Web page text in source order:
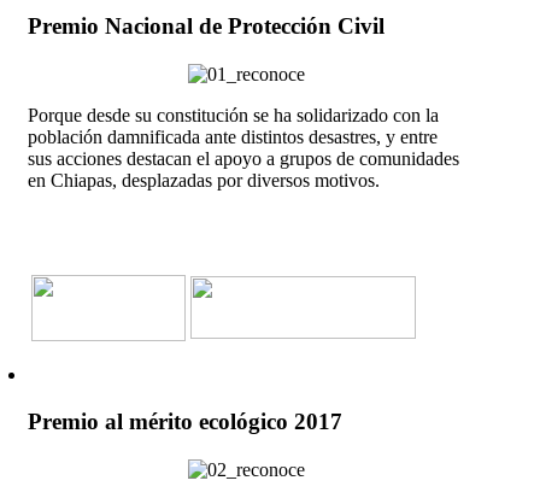
Premio Nacional de Protección Civil
Porque desde su constitución se ha solidarizado con la
población damnificada ante distintos desastres, y entre
sus acciones destacan el apoyo a grupos de comunidades
en Chiapas, desplazadas por diversos motivos.
Premio al mérito ecológico 2017